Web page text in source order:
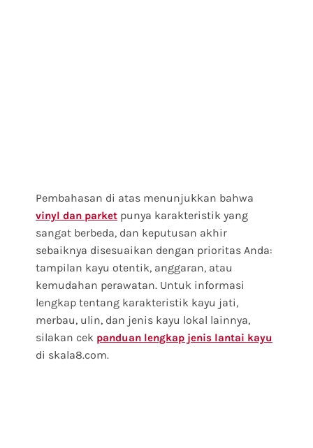
Pembahasan di atas menunjukkan bahwa
vinyl dan parket punya karakteristik yang
sangat berbeda, dan keputusan akhir
sebaiknya disesuaikan dengan prioritas Anda:
tampilan kayu otentik, anggaran, atau
kemudahan perawatan. Untuk informasi
lengkap tentang karakteristik kayu jati,
merbau, ulin, dan jenis kayu lokal lainnya,
silakan cek panduan lengkap jenis lantai kayu
di skala8.com.